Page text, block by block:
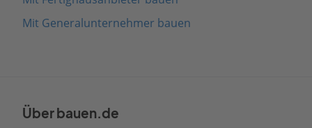
Mit Generalunternehmer bauen
Über bauen.de